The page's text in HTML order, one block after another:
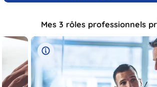
Mes 3 rôles professionnels